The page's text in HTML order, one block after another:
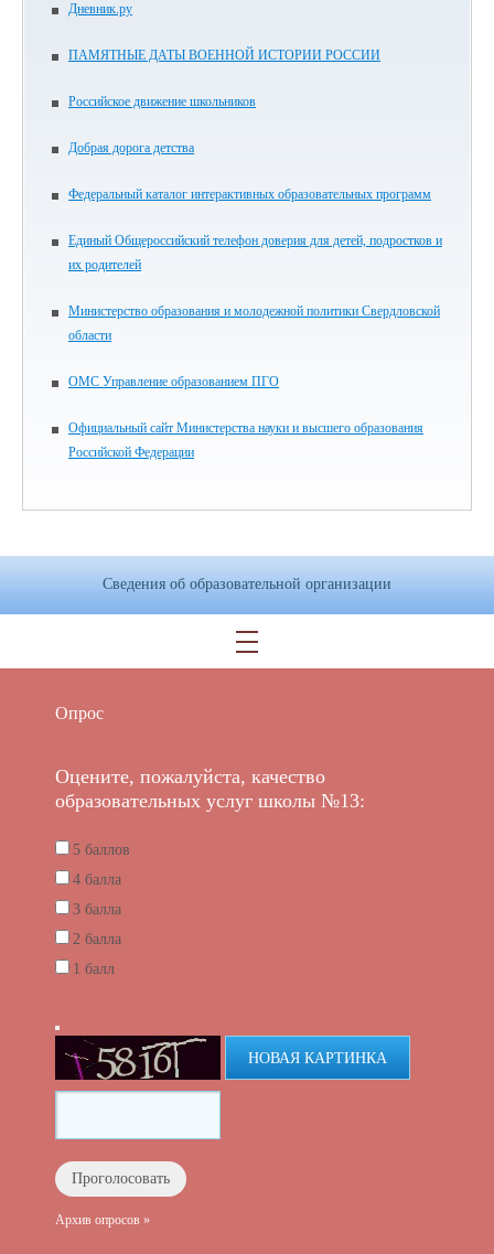
Дневник.ру
ПАМЯТНЫЕ ДАТЫ ВОЕННОЙ ИСТОРИИ РОССИИ
Российское движение школьников
Добрая дорога детства
Федеральный каталог интерактивных образовательных программ
Единый Общероссийский телефон доверия для детей, подростков и
их родителей
Министерство образования и молодежной политики Свердловской
области
ОМС Управление образованием ПГО
Официальный сайт Министерства науки и высшего образования
Российской Федерации
Сведения об образовательной организации
Опрос
Оцените, пожалуйста, качество
образовательных услуг школы №13:
5 баллов
4 балла
3 балла
2 балла
1 балл
НОВАЯ КАРТИНКА
Архив опросов »